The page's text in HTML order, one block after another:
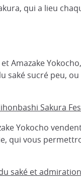
qui a lieu
Amazake
saké sucré peu,
Sakura
Yokocho
qui vous
saké et